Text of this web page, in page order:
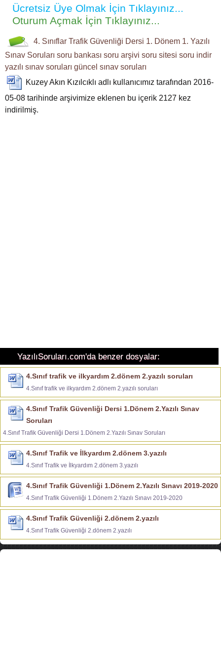
Ücretsiz Üye Olmak İçin Tıklayınız...
Oturum Açmak İçin Tıklayınız...
4. Sınıflar Trafik Güvenliği Dersi 1. Dönem 1. Yazılı
Sınav Soruları soru bankası soru arşivi soru sitesi soru indir
yazılı sınav soruları güncel sınav soruları
Kuzey Akın Kızılcıklı adlı kullanıcımız tarafından 2016-
05-08 tarihinde arşivimize eklenen bu içerik 2127 kez
indirilmiş.
YazılıSoruları.com'da benzer dosyalar:
4.Sınıf trafik ve ilkyardım 2.dönem 2.yazılı soruları
4.Sınıf trafik ve ilkyardım 2.dönem 2.yazılı soruları
4.Sınıf Trafik Güvenliği Dersi 1.Dönem 2.Yazılı Sınav
Soruları
4.Sınıf Trafik Güvenliği Dersi 1.Dönem 2.Yazılı Sınav Soruları
4.Sınıf Trafik ve İlkyardım 2.dönem 3.yazılı
4.Sınıf Trafik ve İlkyardım 2.dönem 3.yazılı
4.Sınıf Trafik Güvenliği 1.Dönem 2.Yazılı Sınavı 2019-2020
4.Sınıf Trafik Güvenliği 1.Dönem 2.Yazılı Sınavı 2019-2020
4.Sınıf Trafik Güvenliği 2.dönem 2.yazılı
4.Sınıf Trafik Güvenliği 2.dönem 2.yazılı